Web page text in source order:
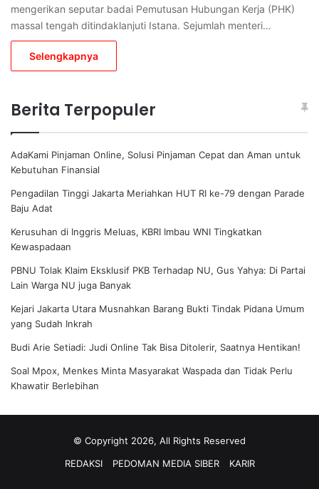
mengerikan seputar badai Pemutusan Hubungan Kerja (PHK)
massal tengah ditindaklanjuti Istana. Sejumlah menteri…
Selengkapnya
Berita Terpopuler
AdaKami Pinjaman Online, Solusi Pinjaman Cepat dan Aman untuk
Kebutuhan Finansial
Pengadilan Tinggi Jakarta Meriahkan HUT RI ke-79 dengan Parade
Baju Adat
Kerusuhan di Inggris Meluas, KBRI Imbau WNI Tingkatkan
Kewaspadaan
PBNU Tolak Klaim Eksklusif PKB Terhadap NU, Gus Yahya: Di Partai
Lain Warga NU juga Banyak
Kejari Jakarta Utara Musnahkan Barang Bukti Tindak Pidana Umum
yang Sudah Inkrah
Budi Arie Setiadi: Judi Online Tak Bisa Ditolerir, Saatnya Hentikan!
Soal Mpox, Menkes Minta Masyarakat Waspada dan Tidak Perlu
Khawatir Berlebihan
© Copyright 2026, All Rights Reserved
REDAKSI
PEDOMAN MEDIA SIBER KARIR